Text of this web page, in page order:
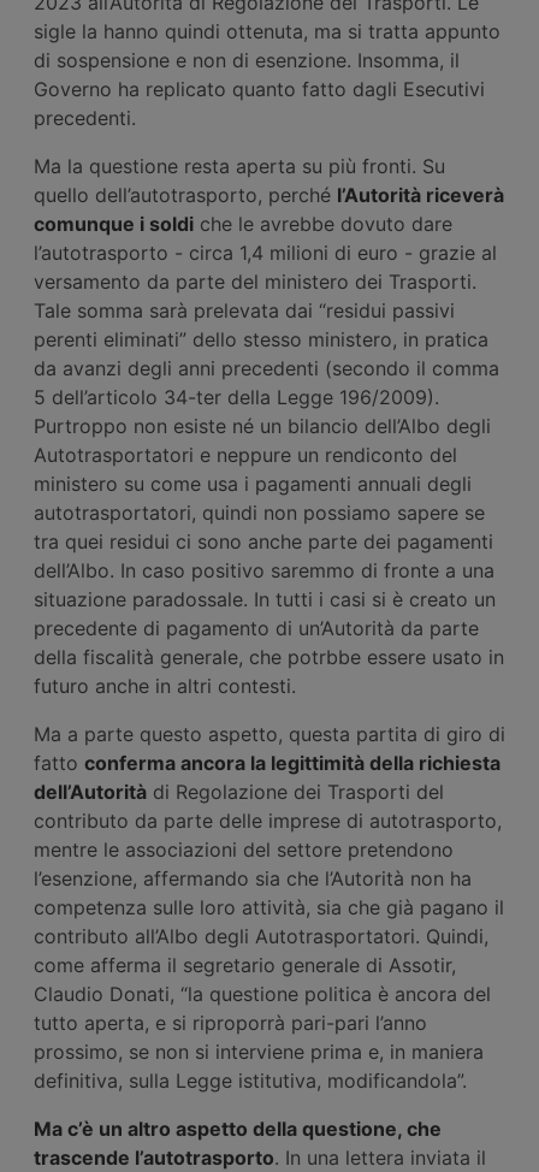
sigle la hanno quindi ottenuta, ma si tratta appunto
di sospensione e non di esenzione. Insomma, il
Governo ha replicato quanto fatto dagli Esecutivi
precedenti.
Ma la questione resta aperta su più fronti. Su
quello dell’autotrasporto, perché l’Autorità riceverà
comunque i soldi che le avrebbe dovuto dare
l’autotrasporto - circa 1,4 milioni di euro - grazie al
versamento da parte del ministero dei Trasporti.
Tale somma sarà prelevata dai “residui passivi
perenti eliminati” dello stesso ministero, in pratica
da avanzi degli anni precedenti (secondo il comma
5 dell’articolo 34-ter della Legge 196/2009).
Purtroppo non esiste né un bilancio dell’Albo degli
Autotrasportatori e neppure un rendiconto del
ministero su come usa i pagamenti annuali degli
autotrasportatori, quindi non possiamo sapere se
tra quei residui ci sono anche parte dei pagamenti
dell’Albo. In caso positivo saremmo di fronte a una
situazione paradossale. In tutti i casi si è creato un
precedente di pagamento di un’Autorità da parte
della fiscalità generale, che potrbbe essere usato in
futuro anche in altri contesti.
Ma a parte questo aspetto, questa partita di giro di
fatto conferma ancora la legittimità della richiesta
dell’Autorità di Regolazione dei Trasporti del
contributo da parte delle imprese di autotrasporto,
mentre le associazioni del settore pretendono
l’esenzione, affermando sia che l’Autorità non ha
competenza sulle loro attività, sia che già pagano il
contributo all’Albo degli Autotrasportatori. Quindi,
come afferma il segretario generale di Assotir,
Claudio Donati, “la questione politica è ancora del
tutto aperta, e si riproporrà pari-pari l’anno
prossimo, se non si interviene prima e, in maniera
definitiva, sulla Legge istitutiva, modificandola”.
Ma c’è un altro aspetto della questione, che
trascende l’autotrasporto. In una lettera inviata il